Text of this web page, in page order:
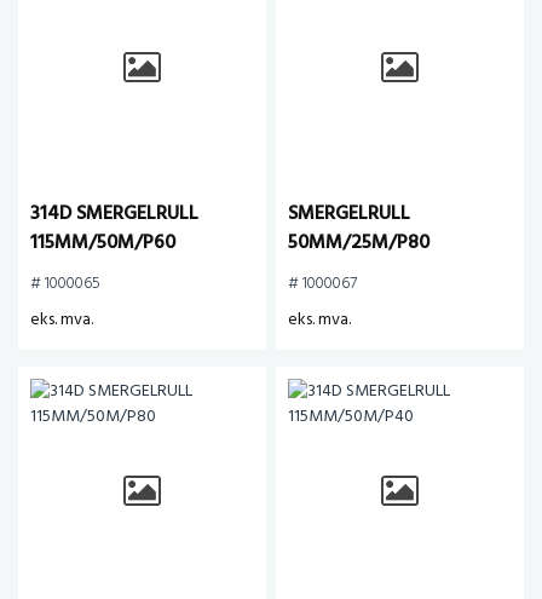
314D SMERGELRULL
115MM/50M/P60
# 1000065
eks. mva.
SMERGELRULL
50MM/25M/P80
# 1000067
eks. mva.